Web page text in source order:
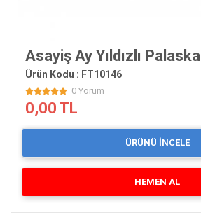
Asayiş Ay Yıldızlı Palaska
Ürün Kodu : FT10146
0 Yorum
0,00 TL
ÜRÜNÜ İNCELE
HEMEN AL